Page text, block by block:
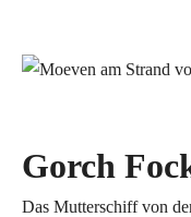
Gorch
Das Mutterschiff von